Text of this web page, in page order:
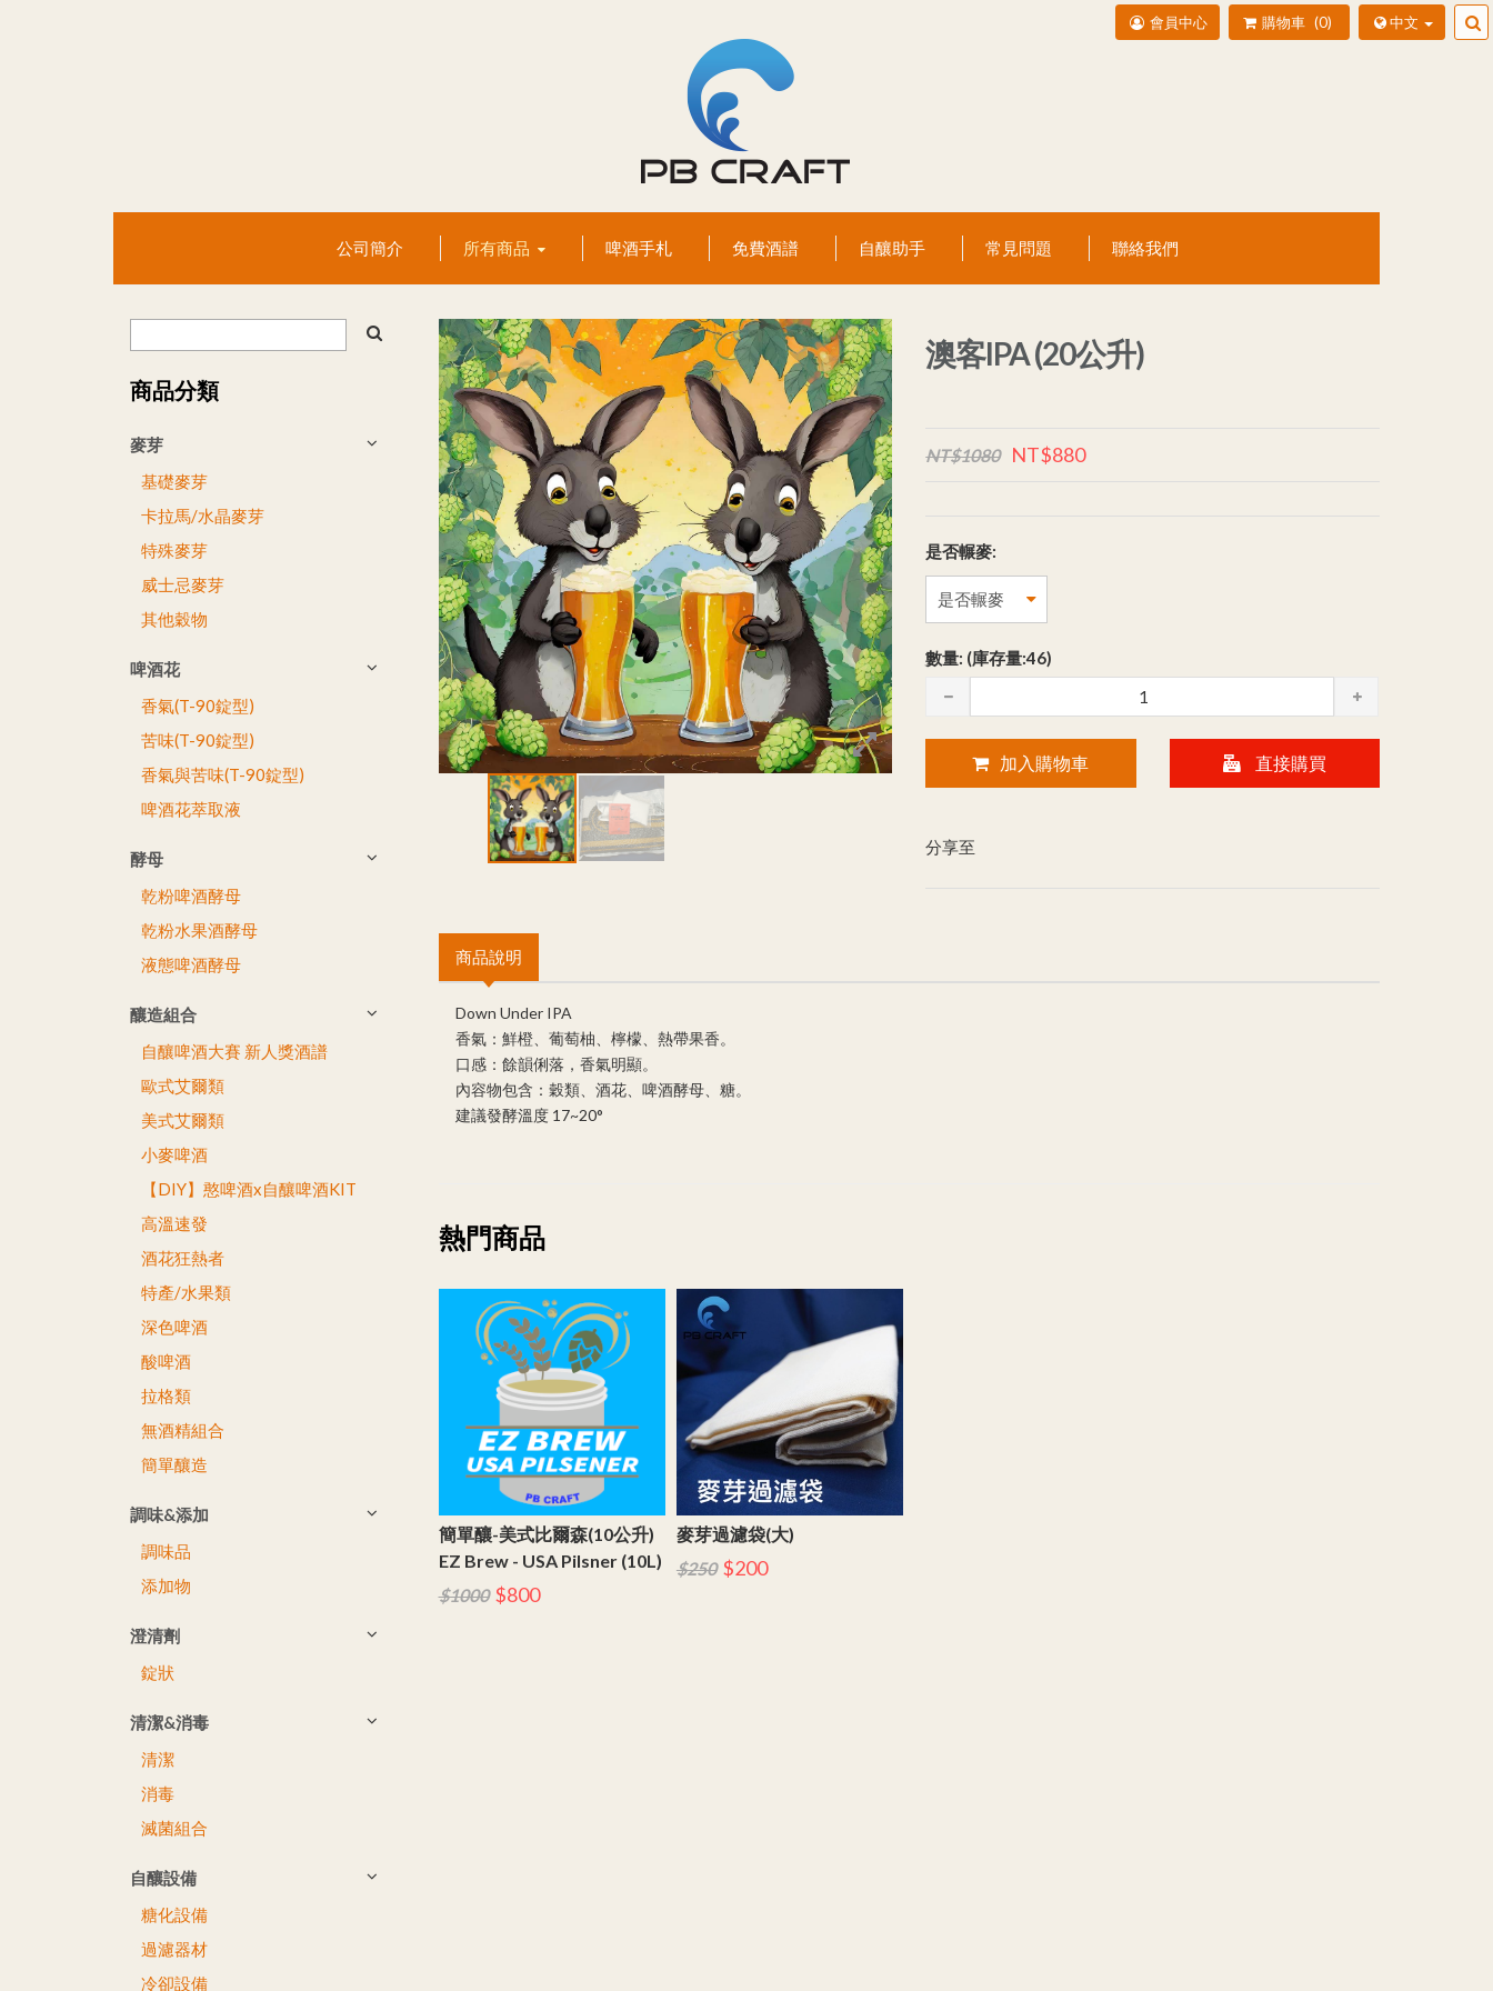
公司簡介 所有商品 啤酒手札 免費酒譜 自釀助手 常見問題 聯絡我們
商品分類
麥芽
基礎麥芽
卡拉馬/水晶麥芽
特殊麥芽
威士忌麥芽
其他穀物
啤酒花
香氣(T-90錠型)
苦味(T-90錠型)
香氣與苦味(T-90錠型)
啤酒花萃取液
酵母
乾粉啤酒酵母
乾粉水果酒酵母
液態啤酒酵母
釀造組合
自釀啤酒大賽 新人獎酒譜
歐式艾爾類
美式艾爾類
小麥啤酒
【DIY】憨啤酒x自釀啤酒KIT
高溫速發
酒花狂熱者
特產/水果類
深色啤酒
酸啤酒
拉格類
無酒精組合
簡單釀造
調味&添加
調味品
添加物
澄清劑
錠狀
清潔&消毒
清潔
消毒
滅菌組合
自釀設備
糖化設備
過濾器材
冷卻設備
澳客IPA (20公升)
NT$1080 NT$880
是否輾麥:
數量: (庫存量:46)
加入購物車 直接購買
分享至
商品說明
Down Under IPA
香氣：鮮橙、葡萄柚、檸檬、熱帶果香。
口感：餘韻俐落，香氣明顯。
內容物包含：穀類、酒花、啤酒酵母、糖。
建議發酵溫度 17~20°
熱門商品
簡單釀-美式比爾森(10公升)
EZ Brew - USA Pilsner (10L)
$1000 $800
麥芽過濾袋(大)
$250 $200
中文
購物車 0
會員中心